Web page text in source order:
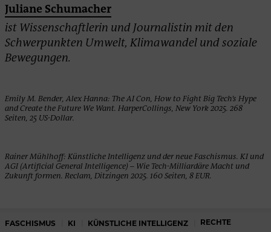
Juliane Schumacher
ist Wissenschaftlerin und Journalistin mit den
Schwerpunkten Umwelt, Klimawandel und soziale
Bewegungen.
Emily M. Bender, Alex Hanna: The AI Con, How to Fight Big Tech’s Hype
and Create the Future We Want. HarperCollings, New York 2025. 268
Seiten, 25 US-Dollar.
Rainer Mühlhoff: Künstliche Intelligenz und der neue Faschismus. KI und
AGI (Artificial General Intelligence) – Wie Tech-Milliardäre Macht und
Zukunft formen. Reclam, Ditzingen 2025. 160 Seiten, 8 EUR.
FASCHISMUS KI KÜNSTLICHE INTELLIGENZ RECHTE